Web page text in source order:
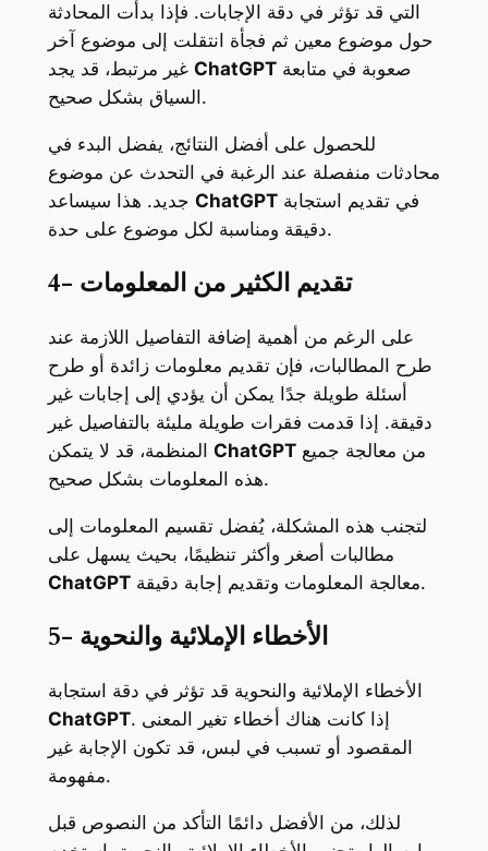
التي قد تؤثر في دقة الإجابات. فإذا بدأت المحادثة
حول موضوع معين ثم فجأة انتقلت إلى موضوع آخر
غير مرتبط، قد يجد ChatGPTصعوبة في متابعة
السياق بشكل صحيح.
للحصول على أفضل النتائج، يفضل البدء في
محادثات منفصلة عند الرغبة في التحدث عن موضوع
ChatGPTفي تقديم استجابة
دقيقة ومناسبة لكل موضوع على حدة.
4- تقديم الكثير من المعلومات
على الرغم من أهمية إضافة التفاصيل اللازمة عند
طرح المطالبات، فإن تقديم معلومات زائدة أو طرح
أسئلة طويلة جدًا يمكن أن يؤدي إلى إجابات غير
دقيقة. إذا قدمت فقرات طويلة مليئة بالتفاصيل غير
ChatGPTمن معالجة جميع
هذه المعلومات بشكل صحيح.
لتجنب هذه المشكلة، يُفضل تقسيم المعلومات إلى
مطالبات أصغر وأكثر تنظيمًا، بحيث يسهل على
ChatGPT
معالجة المعلومات وتقديم إجابة دقيقة.
5- الأخطاء الإملائية والنحوية
الأخطاء الإملائية والنحوية قد تؤثر في دقة استجابة
ChatGPT. إذا كانت هناك أخطاء تغير المعنى
المقصود أو تسبب في لبس، قد تكون الإجابة غير
مفهومة.
لذلك، من الأفضل دائمًا التأكد من النصوص قبل